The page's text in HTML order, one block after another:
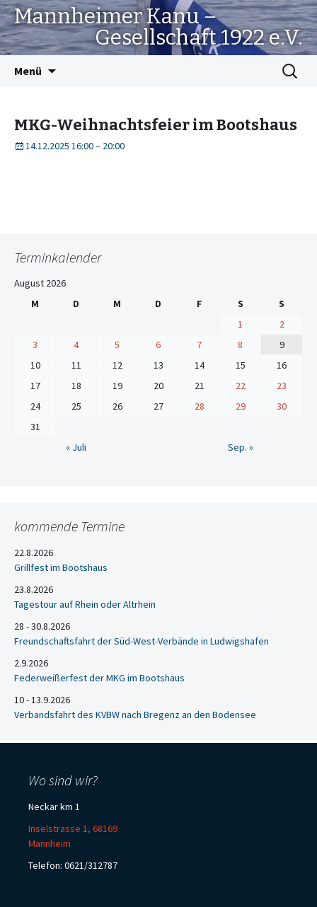
Mannheimer Kanu –
Gesellschaft 1922 e.V.
Menü
Suchen
nach:
MKG-Weihnachtsfeier im Bootshaus
14.12.2025 16:00– 20:00
Terminkalender
August 2026
M
D M D F S
S
1
2
3
4 5 6 7 8
9
10
11 12 13 14 15
16
17
18 19 20 21 22
23
24
25 26 27 28 29
30
31
« Juli
Sep. »
kommende Termine
22.8.2026
Grillfest im Bootshaus
23.8.2026
Tagestour auf Rhein oder Altrhein
28 - 30.8.2026
Freundschaftsfahrt der Süd-West-Verbände in Ludwigshafen
2.9.2026
Federweißerfest der MKG im Bootshaus
10 - 13.9.2026
Verbandsfahrt des KVBW nach Bregenz an den Bodensee
Wo sind wir?
Neckar km 1
Inselstrasse 1, 68169
Mannheim
Telefon: 0621/312787